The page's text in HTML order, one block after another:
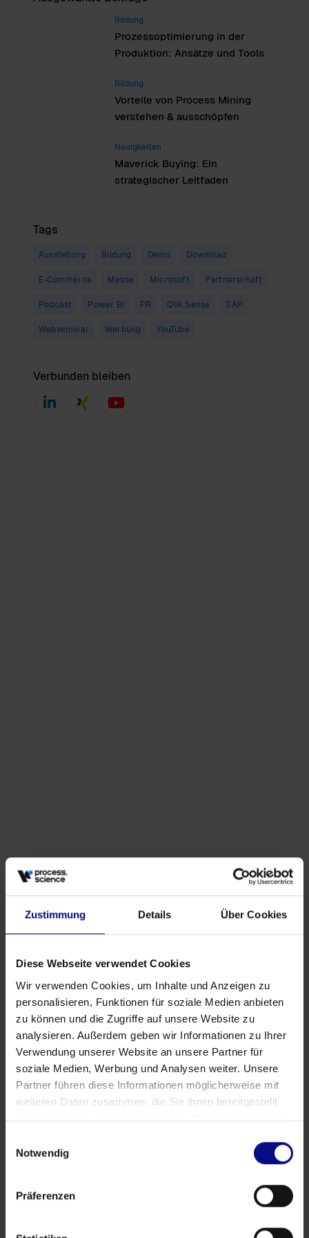
Zustimmung Details Über Cookies
Diese Webseite verwendet Cookies
Wir verwenden Cookies, um Inhalte und Anzeigen zu
personalisieren, Funktionen für soziale Medien anbieten
zu können und die Zugriffe auf unsere Website zu
analysieren. Außerdem geben wir Informationen zu Ihrer
Verwendung unserer Website an unsere Partner für
soziale Medien, Werbung und Analysen weiter. Unsere
Partner führen diese Informationen möglicherweise mit
weiteren Daten zusammen, die Sie ihnen bereitgestellt
haben oder die sie im Rahmen Ihrer Nutzung der Dienste
Notwendig
Präferenzen
Bildung
Prozessoptimierung in der
Produktion: Ansätze und Tools
Bildung
Vorteile von Process Mining
verstehen & ausschöpfen
Neuigkeiten
Maverick Buying: Ein
strategischer Leitfaden
Tags
Ausstellung Bildung Demo Download
E-Commerce Messe Microsoft Partnerschaft
Podcast Power BI PR Qlik Sense SAP
Webseminar Werbung YouTube
Verbunden bleiben
Partner
Strategische Partnerschaft: Process.Science &